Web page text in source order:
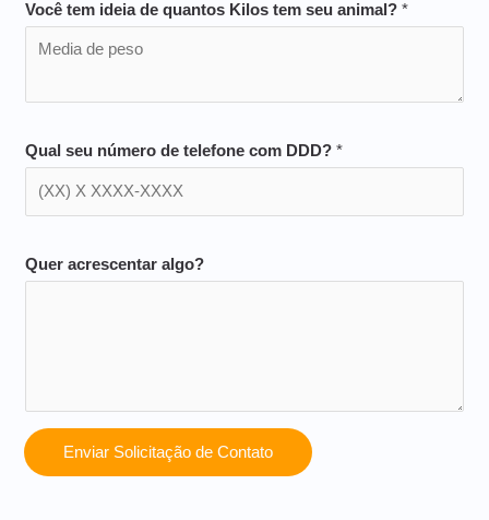
Você tem ideia de quantos Kilos tem seu animal?*
Qual seu número de telefone com DDD?*
Quer acrescentar algo?
Enviar Solicitação de Contato